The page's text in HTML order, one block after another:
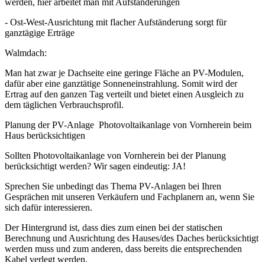
werden, hier arbeitet man mit Aufständerungen
- Ost-West-Ausrichtung mit flacher Aufständerung sorgt für
ganztägige Erträge
Walmdach:
Man hat zwar je Dachseite eine geringe Fläche an PV-Modulen,
dafür aber eine ganztätige Sonneneinstrahlung. Somit wird der
Ertrag auf den ganzen Tag verteilt und bietet einen Ausgleich zu
dem täglichen Verbrauchsprofil.
Planung der PV-Anlage ­ Photovoltaikanlage von Vornherein beim
Haus berücksichtigen
Sollten Photovoltaikanlage von Vornherein bei der Planung
berücksichtigt werden? Wir sagen eindeutig: JA!
Sprechen Sie unbedingt das Thema PV-Anlagen bei Ihren
Gesprächen mit unseren Verkäufern und Fachplanern an, wenn Sie
sich dafür interessieren.
Der Hintergrund ist, dass dies zum einen bei der statischen
Berechnung und Ausrichtung des Hauses/des Daches berücksichtigt
werden muss und zum anderen, dass bereits die entsprechenden
Kabel verlegt werden.